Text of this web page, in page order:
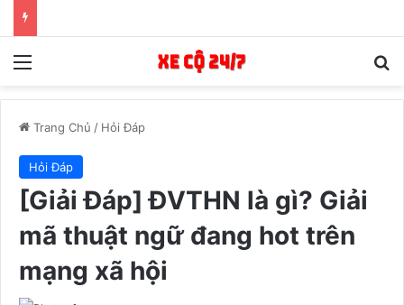
Menu
Trang Chủ / Hỏi Đáp
Hỏi Đáp
[Giải Đáp] ĐVTHN là gì? Giải
mã thuật ngữ đang hot trên
mạng xã hội